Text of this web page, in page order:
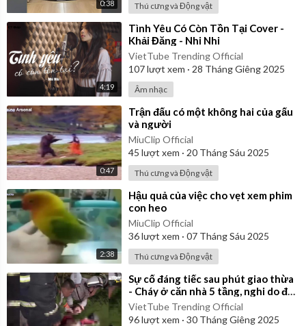
0:38 Thú cưng và Động vật
4:19
⁣Tình Yêu Có Còn Tồn Tại Cover -
Khải Đăng - Nhi Nhi
VietTube Trending Official
107lượt xem · 28 Tháng Giêng 2025
Âm nhạc
0:47
⁣Trận đấu có một không hai của gấu
và người
MiuClip Official
45 lượt xem · 20 Tháng Sáu 2025
Thú cưng và Động vật
2:38
⁣Hậu quả của việc cho vẹt xem phim
con heo
MiuClip Official
36lượt xem · 07 Tháng Sáu 2025
Thú cưng và Động vật
⁣Sự cố đáng tiếc sau phút giao thừa
- Cháy ở căn nhà 5 tầng, nghi do đốt
pháo hoa
VietTube Trending Official
96lượt xem · 30 Tháng Giêng 2025